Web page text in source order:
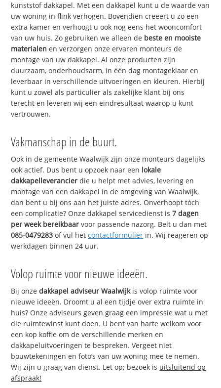
kunststof dakkapel. Met een dakkapel kunt u de waarde van
uw woning in flink verhogen. Bovendien creëert u zo een
extra kamer en verhoogt u ook nog eens het wooncomfort
van uw huis. Zo gebruiken we alleen de beste en mooiste
materialen en verzorgen onze ervaren monteurs de
montage van uw dakkapel. Al onze producten zijn
duurzaam, onderhoudsarm, in één dag montageklaar en
leverbaar in verschillende uitvoeringen en kleuren. Hierbij
kunt u zowel als particulier als zakelijke klant bij ons
terecht en leveren wij een eindresultaat waarop u kunt
vertrouwen.
Vakmanschap in de buurt.
Ook in de gemeente Waalwijk zijn onze monteurs dagelijks
ook actief. Dus bent u opzoek naar een lokale
dakkapelleverancier die u helpt met advies, levering en
montage van een dakkapel in de omgeving van Waalwijk,
dan bent u bij ons aan het juiste adres. Onverhoopt tóch
een complicatie? Onze dakkapel servicedienst is7 dagen
per week bereikbaar voor passende nazorg. Belt u dan met
085-0479283 of vul hetcontactformulier in. Wij reageren op
werkdagen binnen 24 uur.
Volop ruimte voor nieuwe ideeën.
Bij onzedakkapel adviseur Waalwijkis volop ruimte voor
nieuwe ideeën. Droomt u al een tijdje over extra ruimte in
huis? Onze adviseurs geven graag een impressie wat u met
die ruimtewinst kunt doen. U bent van harte welkom voor
een kop koffie om de verschillende merken en
dakkapeluitvoeringen te bespreken. Vergeet niet
bouwtekeningen en foto’s van uw woning mee te nemen.
Wij zijn u graag van dienst. Let op; bezoek is uitsluitend op
afspraak!